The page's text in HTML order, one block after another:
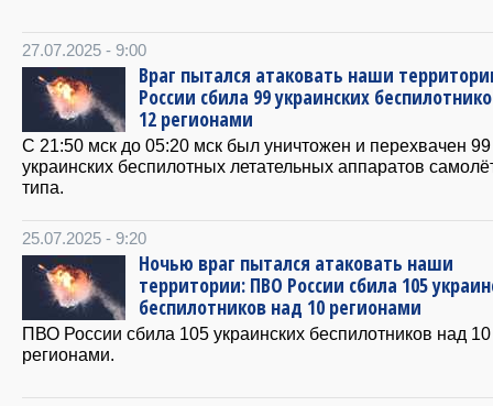
27.07.2025 - 9:00
Враг пытался атаковать наши
России сбила 99 украинских
12 регионами
C 21:50 мск до 05:20 мск был уничтожен и перехвачен 99
украинских беспилотных летательных аппаратов
типа.
25.07.2025 - 9:20
Ночью враг пытался атаковать наши
территории: ПВО России сбила 105
беспилотников над 10 регионами
ПВО России сбила 105 украинских беспилотников над 10
регионами.